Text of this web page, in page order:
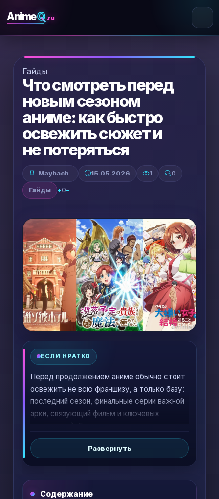
AnimeQ .ru
Гайды
Что смотреть перед
новым сезоном
аниме: как быстро
освежить сюжет и
не потеряться
Maybach 15.05.2026 1 0
Гайды +0−
ЕСЛИ КРАТКО
Перед продолжением аниме обычно стоит
освежить не всю франшизу, а только базу:
последний сезон, финальные серии важной
арки, связующий фильм и ключевых
на чем история остановилась и какие
конфликты перейдут дальше.
Развернуть
Содержание